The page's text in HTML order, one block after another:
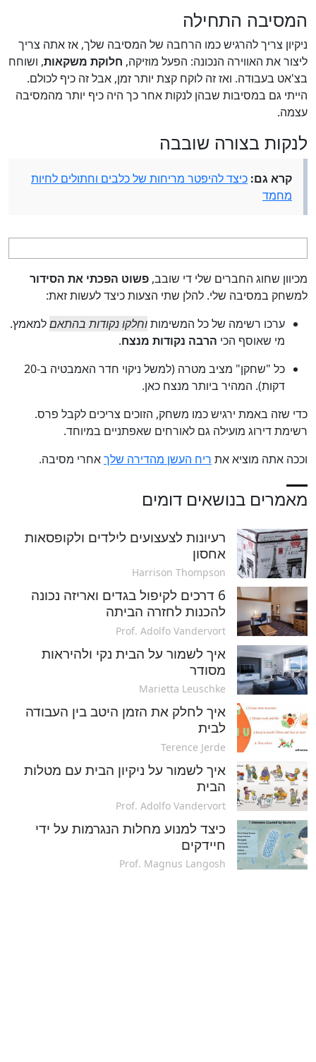
המסיבה התחילה
ניקיון צריך להרגיש כמו הרחבה של המסיבה שלך, אז אתה צריך
ליצור את האווירה הנכונה: הפעל מוזיקה, חלוקת משקאות, ושוחח
בצ'אט בעבודה. ואז זה לוקח קצת יותר זמן, אבל זה כיף לכולם.
הייתי גם במסיבות שבהן לנקות אחר כך היה כיף יותר מהמסיבה
עצמה.
לנקות בצורה שובבה
קרא גם: כיצד להיפטר מריחות של כלבים וחתולים לחיות
מחמד
מכיוון שחוג החברים שלי די שובב, פשוט הפכתי את הסידור
למשחק במסיבה שלי. להלן שתי הצעות כיצד לעשות זאת:
ערכו רשימה של כל המשימותוחלקו נקודות בהתאםלמאמץ.
מי שאוסף הכי הרבה נקודות מנצח.
כל "שחקן" מציב מטרה (למשל ניקוי חדר האמבטיה ב-20
דקות). המהיר ביותר מנצח כאן.
כדי שזה באמת ירגיש כמו משחק, הזוכים צריכים לקבל פרס.
רשימת דירוג מועילה גם לאורחים שאפתניים במיוחד.
וככה אתה מוציא את ריח העשן מהדירה שלךאחרי מסיבה.
מאמרים בנושאים דומים
רעיונות לצעצועים לילדים ולקופסאות
אחסון
Harrison Thompson
6 דרכים לקיפול בגדים ואריזה נכונה
להכנות לחזרה הביתה
Prof. Adolfo Vandervort
איך לשמור על הבית נקי ולהיראות
מסודר
Marietta Leuschke
איך לחלק את הזמן היטב בין העבודה
לבית
Terence Jerde
איך לשמור על ניקיון הבית עם מטלות
הבית
Prof. Adolfo Vandervort
כיצד למנוע מחלות הנגרמות על ידי
חיידקים
Prof. Magnus Langosh